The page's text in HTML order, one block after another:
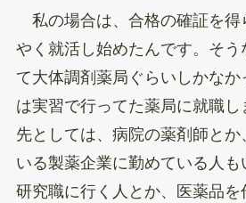
私の場合は、合格の確証を得
やく就活し始めたんです。そう
て大体調剤薬局ぐらいしかな
は実習で行ってた薬局に就職
先としては、病院の薬剤師とか
いる製薬企業に勤めている人も
研究職に行く人とか、医薬品を